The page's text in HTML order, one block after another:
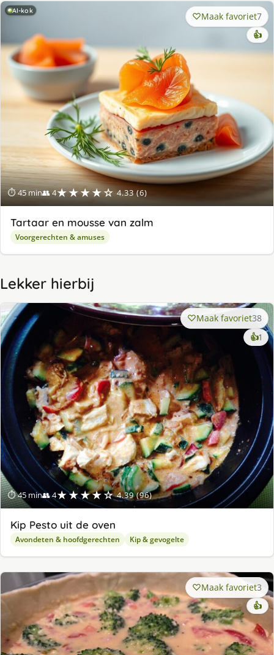
AI-kok
⏱ 45 min👥 4★★★★☆ 4.33 (6)
Maak favoriet7
👍
Tartaar en mousse van zalm
Voorgerechten & amuses
Lekker hierbij
⏱ 45 min👥 4★★★★☆ 4.39 (96)
Maak favoriet38
👍1
Kip Pesto uit de oven
Avondeten & hoofdgerechten Kip & gevogelte
Maak favoriet3
👍